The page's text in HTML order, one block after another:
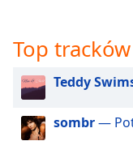
settings
dialog
subtitles
off
selected
Top
Teddy
sombr—